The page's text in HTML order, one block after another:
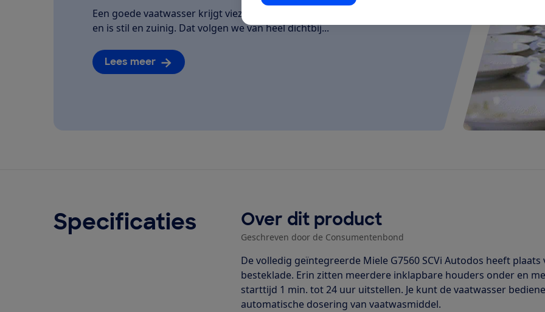
Een goede vaatwasser krijgt vieze borden en schalen schoon en droog,
en is stil en zuinig. Dat volgen we van heel dichtbij...
Lees meer
Specificaties Over dit product
Geschreven door de Consumentenbond
De volledig geïntegreerde Miele G7560 SCVi Autodos heeft
besteklade. Erin zitten meerdere inklapbare houders onder en
starttijd 1 min. tot 24 uur uitstellen. Je kunt de vaatwasser
automatische dosering van vaatwasmiddel.